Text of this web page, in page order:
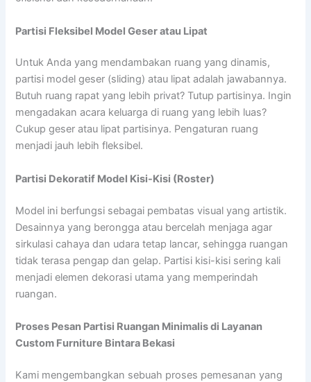
Partisi Fleksibel Model Geser atau Lipat
Untuk Anda yang mendambakan ruang yang dinamis,
partisi model geser (sliding) atau lipat adalah jawabannya.
Butuh ruang rapat yang lebih privat? Tutup partisinya. Ingin
mengadakan acara keluarga di ruang yang lebih luas?
Cukup geser atau lipat partisinya. Pengaturan ruang
menjadi jauh lebih fleksibel.
Partisi Dekoratif Model Kisi-Kisi (Roster)
Model ini berfungsi sebagai pembatas visual yang artistik.
Desainnya yang berongga atau bercelah menjaga agar
sirkulasi cahaya dan udara tetap lancar, sehingga ruangan
tidak terasa pengap dan gelap. Partisi kisi-kisi sering kali
menjadi elemen dekorasi utama yang memperindah
ruangan.
Proses Pesan Partisi Ruangan Minimalis di Layanan
Custom Furniture Bintara Bekasi
Kami mengembangkan sebuah proses pemesanan yang